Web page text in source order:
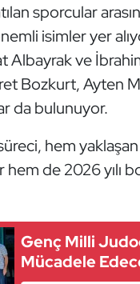
sporcular
isimler yer
ve
Bozkurt, Ayten
da bulunuyor.
hem
de 2026 yılı
Genç Milli
Mücadele